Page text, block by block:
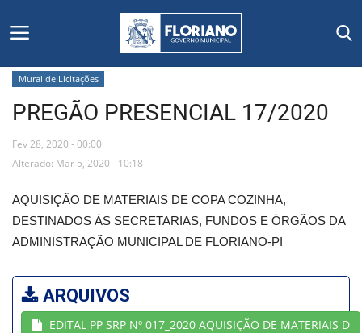
Início
Editais
Floriano
Secretarias e Órgãos
Mural de Licitações
Notícias
Mural de Licitações
PREGÃO PRESENCIAL 17/2020
Fev 28, 2020 - 00:00
Alterado: Mar 5, 2020 - 10:18
AQUISIÇÃO DE MATERIAIS DE COPA COZINHA,
DESTINADOS ÀS SECRETARIAS, FUNDOS E ÓRGÃOS DA
ADMINISTRAÇÃO MUNICIPAL DE FLORIANO-PI
ARQUIVOS
EDITAL PP SRP Nº 017_2020 AQUISIÇÃO DE MATERIAIS D